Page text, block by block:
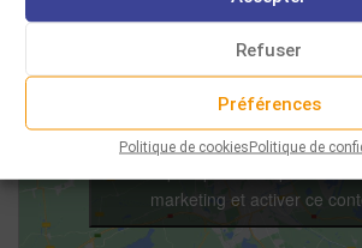
Refuser
Préférences
Politique de cookiesPolitique de
marketing et activer ce